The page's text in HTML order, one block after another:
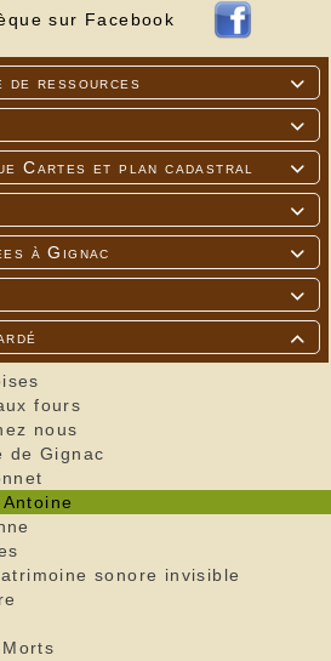
sur Facebook

de ressources


Cartes et plan cadastral


à Gignac


fours
nous
de Gignac
sonore invisible